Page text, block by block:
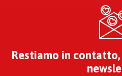
Restiamo in